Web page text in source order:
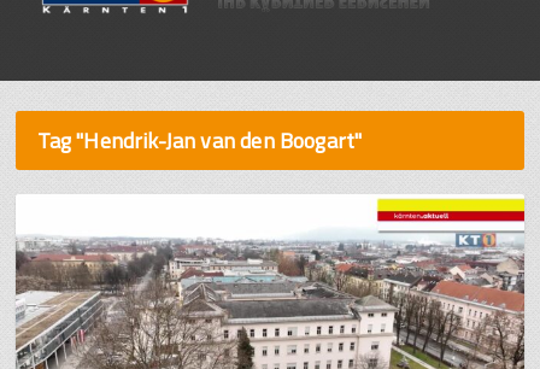
Tag "Hendrik-Jan van den Boogart"